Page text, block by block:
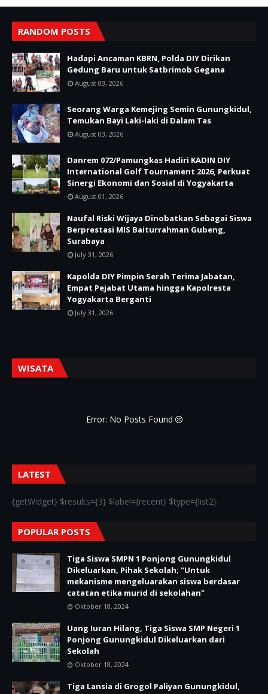
RANDOM POSTS
Hadapi Ancaman KBRN, Polda DIY Dirikan
Gedung Baru untuk Satbrimob Gegana
August 03, 2026
Seorang Warga Kemejing Semin Gunungkidul,
Temukan Bayi Laki-laki di Dalam Tas
August 03, 2026
Danrem 072/Pamungkas Hadiri KADIN DIY
International Golf Tournament 2026, Perkuat
Sinergi Ekonomi dan Sosial di Yogyakarta
August 01, 2026
Naufal Riski Wijaya Dinobatkan Sebagai Siswa
Berprestasi MIS Baiturrahman Gubeng,
Surabaya
July 31, 2026
Kapolda DIY Pimpin Serah Terima Jabatan,
Empat Pejabat Utama hingga Kapolresta
Yogyakarta Berganti
July 31, 2026
WISATA
Error: No Posts Found
LATEST
{getWidget} $results={3} $label={recent} $type={list2}
POPULAR POSTS
Tiga Siswa SMPN 1 Ponjong Gunungkidul
Dikeluarkan, Pihak Sekolah; "Untuk
mekanisme mengeluarakan siswa berdasar
catatan etika murid di sekolahan"
Oktober 18, 2024
Uang Iuran Hilang, Tiga Siswa SMP Negeri 1
Ponjong Gunungkidul Dikeluarkan dari
Sekolah
Oktober 18, 2024
Tiga Lansia di Grogol Paliyan Gunungkidul,